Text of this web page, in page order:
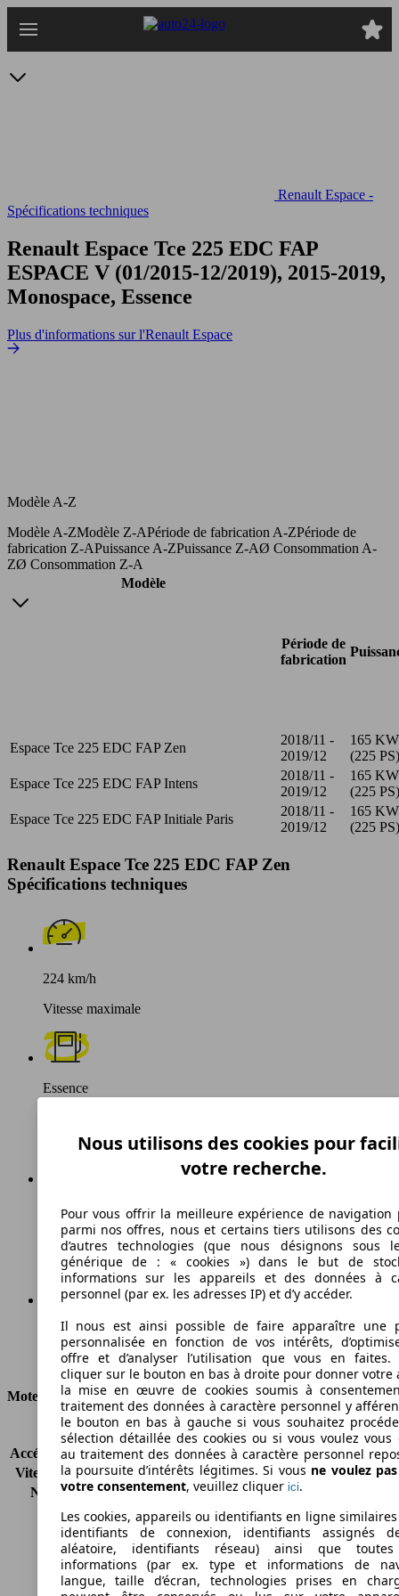
au
Renault Espace -
Spécifications techniques
Renault Espace Tce 225 EDC FAP
ESPACE V (01/2015-12/2019), 2015-2019,
Monospace, Essence
Plus d'informations sur l'Renault Espace
Modèle A-Z
Modèle A-ZModèle Z-APériode de fabrication A-ZPériode de
fabrication Z-APuissance A-ZPuissance Z-AØ Consommation A-
ZØ Consommation Z-A
Modèle
Période de
fabrication
Espace Tce 225 EDC FAP Zen
2018/11 -
2019/12
165 KW
(225 PS)
Espace Tce 225 EDC FAP Intens
2018/11 -
2019/12
165 KW
(225 PS)
Espace Tce 225 EDC FAP Initiale Paris
2018/11 -
2019/12
165 KW
(225 PS)
Renault Espace Tce 225 EDC FAP Zen
Spécifications techniques
224 km/h
Vitesse maximale
Essence
168 g/km
Émissions de CO2 (combinées)*
Ø 7.4 l/100km
Consommation
Moteur et Puissance
KW (CH)
165 kW (225 PS)
Accélération (0-100 km/h) 7.9s
Vitesse maximale (km/h) 224 km/h
Nombre de vitesses
7
Couple
300 nm
Cylindrée
1798 ccm
Carburant
Essence
Cylindres
Transmission
Boîte automatique
Nous utilisons des cookies pour
votre recherche.
Pour vous offrir la meilleure expérience de navigation
parmi nos offres, nous et certains tiers utilisons des
d’autres technologies (que nous désignons sous
générique de : « cookies ») dans le but de
informations sur les appareils et des données à
personnel (par ex. les adresses IP) et d’y accéder.
Il nous est ainsi possible de faire apparaître une
personnalisée en fonction de vos intérêts,
offre et d’analyser l’utilisation que vous en faites.
cliquer sur le bouton en bas à droite pour donner votre
la mise en œuvre de cookies soumis à
traitement des données à caractère personnel y
le bouton en bas à gauche si vous souhaitez
sélection détaillée des cookies ou si vous voulez vous
au traitement des données à caractère personnel
la poursuite d’intérêts légitimes. Si vous ne voulez
votre consentement, veuillez cliquer ici.
Les cookies, appareils ou identifiants en ligne
identifiants de connexion, identifiants assignés
aléatoire, identifiants réseau) ainsi que
informations (par ex. type et informations de
langue, taille d’écran, technologies prises en